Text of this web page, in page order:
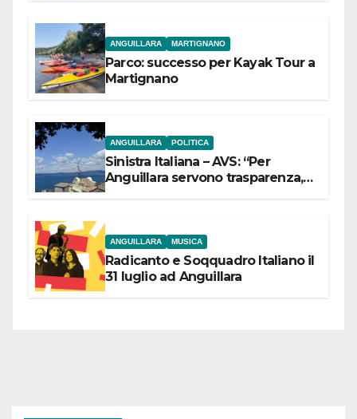
ANGUILLARA MARTIGNANO
Parco: successo per Kayak Tour a
Martignano
ANGUILLARA POLITICA
Sinistra Italiana – AVS: “Per
Anguillara servono trasparenza,
ANGUILLARA MUSICA
Radicanto e Soqquadro Italiano il
31 luglio ad Anguillara